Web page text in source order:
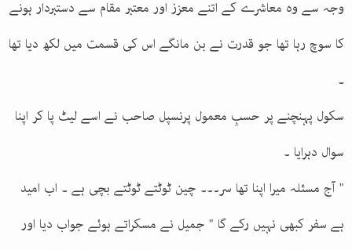
وجہ سے وہ معاشرے کے اتنے معزز اور معتبر مقام سے دستبردار ہونے
کا سوچ رہا تھا جو قدرت نے بن مانگے اس کی قسمت میں لکھ دیا تھا
۔
سکول پہنچنے پر حسبِ معمول پرنسپل صاحب نے اسے لیٹ پا کر اپنا
سوال دہرایا ۔
" آج مسئلہ میرا اپنا تھا سر۔۔۔ چین ٹوٹتے ٹوٹتے بچی ہے ۔ اب امید
ہے سفر کبھی نہیں رکے گا " جمیل نے مسکراتے ہوئے جواب دیا اور